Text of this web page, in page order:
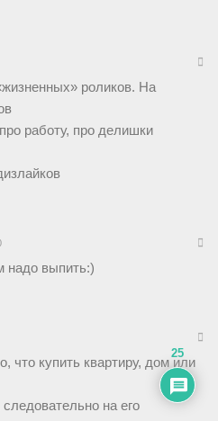
роликов. На
работу, про делишки
надо выпить:)
что купить квартиру, дом или
на его
25